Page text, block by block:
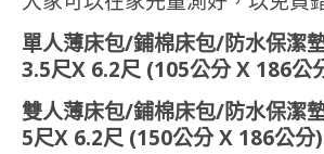
單人薄床包/鋪棉床包/防水保潔
3.5尺X 6.2尺 (105公分 X 186公
雙人薄床包/鋪棉床包/防水保潔
5尺X 6.2尺 (150公分 X 186公分)